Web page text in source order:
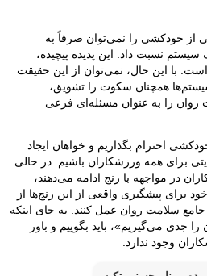
از خودکشی را نمی‌توان صرفاً به
نسبت داد. این پدیده پیچیده،
با این حال، نمی‌توان از این حقیقت
همچنان سکوت را تشویق،
را به عنوان مسئله‌ای فرعی
احترام بگذاریم و خواهان ایجاد
برای همه ورزشکاران باشیم. در حالی
در مواجهه با رنج ادامه می‌دهند،
برای پیشگیری واقعی از این رنج‌ها از
سلامت روان عمل کنند. به جای اینکه
جدی می‌گیریم»، باید بگوییم و باور
وجود ندارد.